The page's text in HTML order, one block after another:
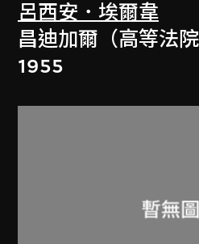
呂西安．埃爾韋
昌迪加爾（高等法院
1955